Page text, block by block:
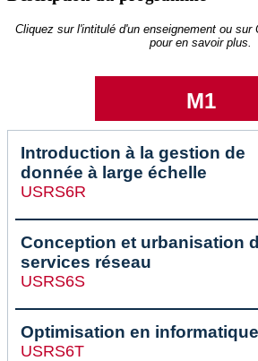
Cliquez sur l'intitulé d'un enseignement ou sur
pour en savoir plus.
M1
Introduction à la gestion de
donnée à large échelle
USRS6R
Conception et urbanisation
services réseau
USRS6S
Optimisation en informatique
USRS6T